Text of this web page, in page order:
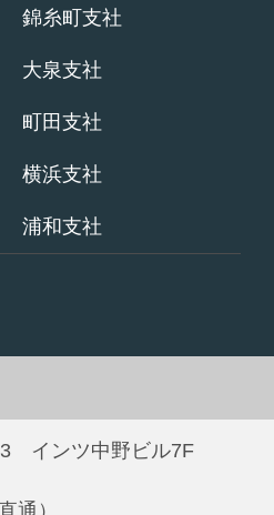
錦糸町支社
大泉支社
町田支社
横浜支社
浦和支社
インツ中野ビル7F
通）